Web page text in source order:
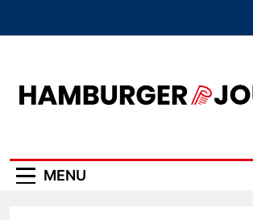
MENU